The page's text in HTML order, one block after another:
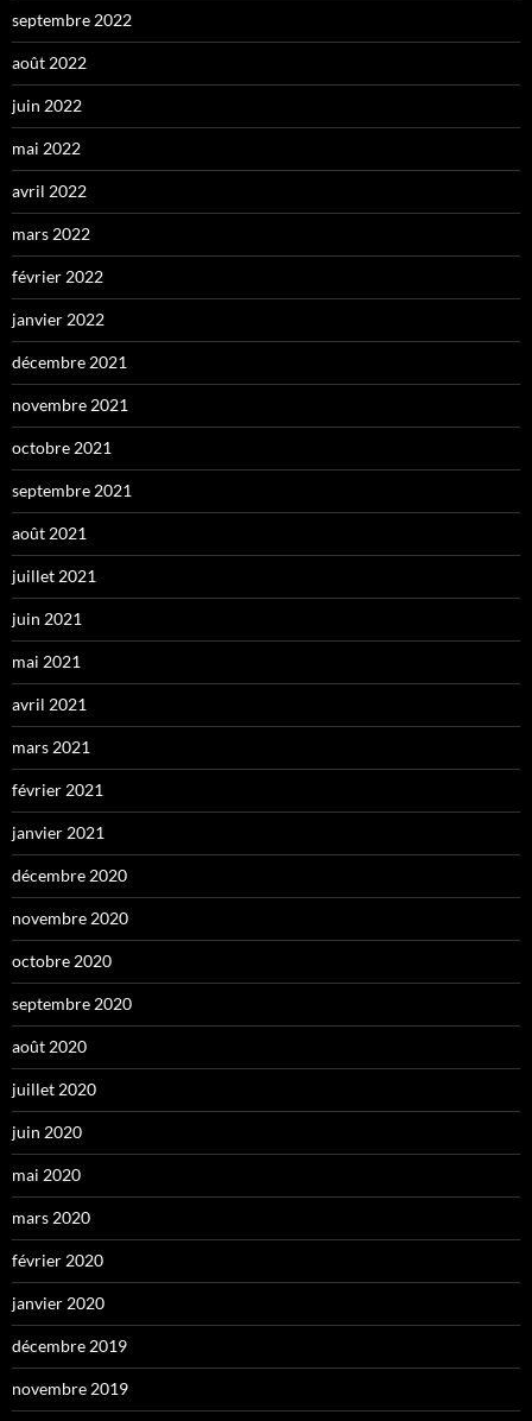
septembre 2022
août 2022
juin 2022
mai 2022
avril 2022
mars 2022
février 2022
janvier 2022
décembre 2021
novembre 2021
octobre 2021
septembre 2021
août 2021
juillet 2021
juin 2021
mai 2021
avril 2021
mars 2021
février 2021
janvier 2021
décembre 2020
novembre 2020
octobre 2020
septembre 2020
août 2020
juillet 2020
juin 2020
mai 2020
mars 2020
février 2020
janvier 2020
décembre 2019
novembre 2019